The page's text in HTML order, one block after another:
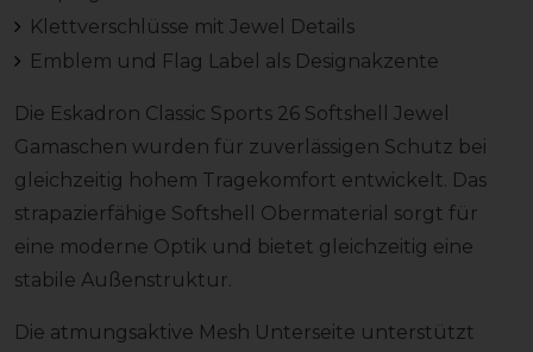
Klettverschlüsse mit Jewel Details
Emblem und Flag Label als Designakzente
Die Eskadron Classic Sports 26 Softshell Jewel
Gamaschen wurden für zuverlässigen Schutz bei
gleichzeitig hohem Tragekomfort entwickelt. Das
strapazierfähige Softshell Obermaterial sorgt für
eine moderne Optik und bietet gleichzeitig eine
stabile Außenstruktur.
Die atmungsaktive Mesh Unterseite unterstützt